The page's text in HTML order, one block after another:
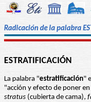
Radicación de la palabra
ESTRATIFICACIÓN
La palabra "estratificación"
"acción y efecto de poner
stratus (cubierta de cama),